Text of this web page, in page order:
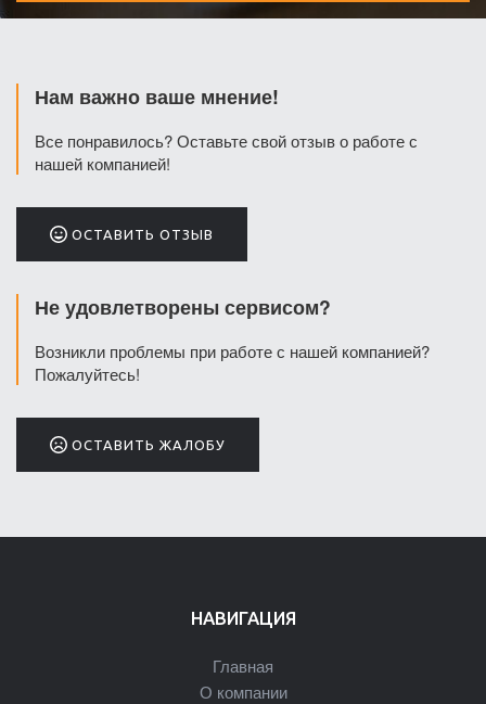
Нам важно ваше мнение!
Все понравилось? Оставьте свой отзыв о работе с
нашей компанией!
ОСТАВИТЬ ОТЗЫВ
Не удовлетворены сервисом?
Возникли проблемы при работе с нашей компанией?
Пожалуйтесь!
ОСТАВИТЬ ЖАЛОБУ
НАВИГАЦИЯ
Главная
О компании